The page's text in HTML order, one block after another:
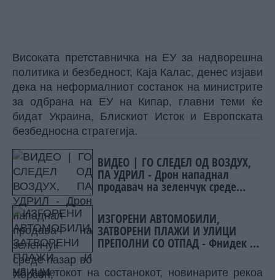
Високата претставничка на ЕУ за надворешна
политика и безбедност, Каја Калас, денес изјави
дека на неформалниот состанок на министрите
за одбрана на ЕУ на Кипар, главни теми ќе
бидат Украина, Блискиот Исток и Европската
безбедносна стратегија.
ВИДЕО | ГО СЛЕДЕЛ ОД ВОЗДУХ,
ПА УДРИЛ - Дрон нападнал
продавач на зеленчук среде
ИЗГОРЕНИ АВТОМОБИЛИ,
ЗАТВОРЕНИ ПЛАЖИ И УЛИЦИ
ПРЕПОЛНИ СО ОТПАД - Фнидек во
Сеута
На почетокот на состанокот, новинарите рекоа